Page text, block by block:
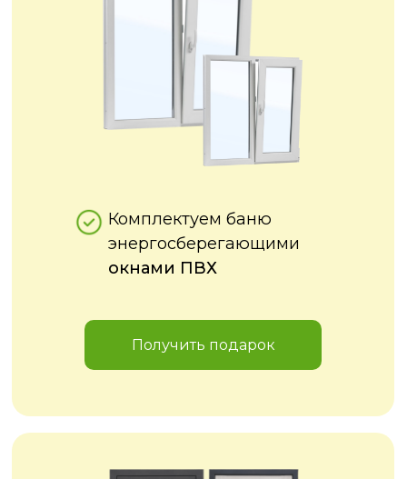
Комплектуем баню
энергосберегающими
окнами ПВХ
Получить подарок